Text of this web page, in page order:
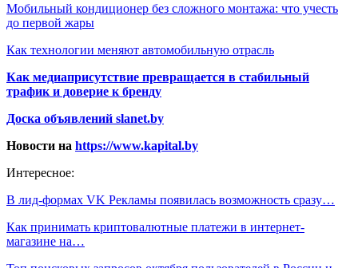
Мобильный кондиционер без сложного монтажа: что учесть
до первой жары
Как технологии меняют автомобильную отрасль
Как медиаприсутствие превращается в стабильный
трафик и доверие к бренду
Доска объявлений slanet.by
Новости на https://www.kapital.by
Интересное:
В лид-формах VK Рекламы появилась возможность сразу…
Как принимать криптовалютные платежи в интернет-
магазине на…